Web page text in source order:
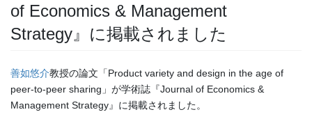
of Economics & Management
Strategy』に掲載されました
善如悠介教授の論文「Product variety and design in the age of
peer-to-peer sharing」が学術誌『Journal of Economics &
Management Strategy』に掲載されました。